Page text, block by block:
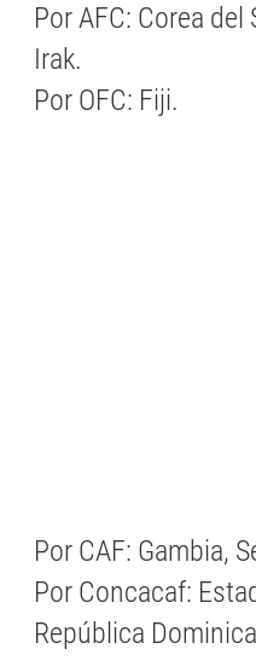
Por AFC: Corea
Irak.
Por OFC: Fiji.
Por CAF: Gambia,
Por Concacaf:
República